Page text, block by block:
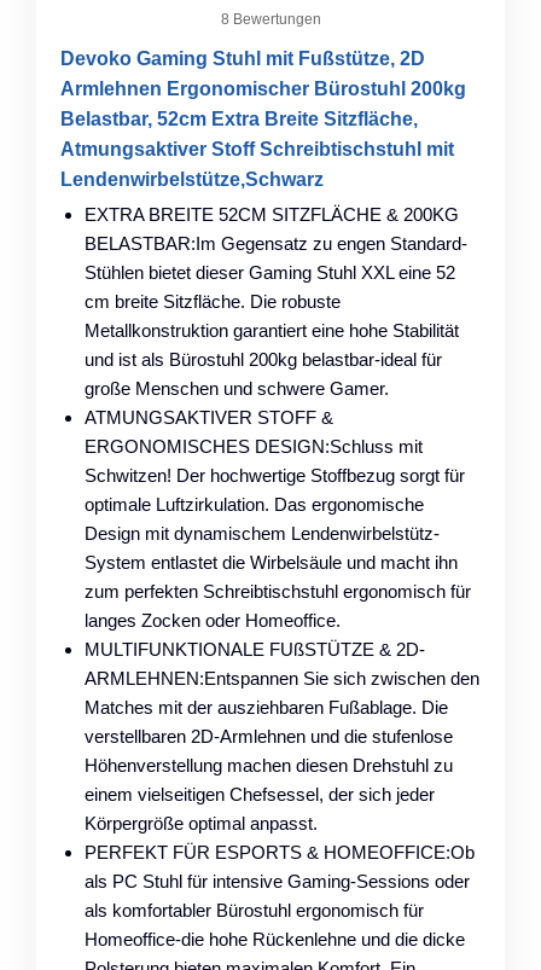
8 Bewertungen
Devoko Gaming Stuhl mit Fußstütze, 2D
Armlehnen Ergonomischer Bürostuhl 200kg
Belastbar, 52cm Extra Breite Sitzfläche,
Atmungsaktiver Stoff Schreibtischstuhl mit
Lendenwirbelstütze,Schwarz
EXTRA BREITE 52CM SITZFLÄCHE & 200KG
BELASTBAR:Im Gegensatz zu engen Standard-
Stühlen bietet dieser Gaming Stuhl XXL eine 52
cm breite Sitzfläche. Die robuste
Metallkonstruktion garantiert eine hohe Stabilität
und ist als Bürostuhl 200kg belastbar-ideal für
große Menschen und schwere Gamer.
ATMUNGSAKTIVER STOFF &
ERGONOMISCHES DESIGN:Schluss mit
Schwitzen! Der hochwertige Stoffbezug sorgt für
optimale Luftzirkulation. Das ergonomische
Design mit dynamischem Lendenwirbelstütz-
System entlastet die Wirbelsäule und macht ihn
zum perfekten Schreibtischstuhl ergonomisch für
langes Zocken oder Homeoffice.
MULTIFUNKTIONALE FUßSTÜTZE & 2D-
ARMLEHNEN:Entspannen Sie sich zwischen den
Matches mit der ausziehbaren Fußablage. Die
verstellbaren 2D-Armlehnen und die stufenlose
Höhenverstellung machen diesen Drehstuhl zu
einem vielseitigen Chefsessel, der sich jeder
Körpergröße optimal anpasst.
PERFEKT FÜR ESPORTS & HOMEOFFICE:Ob
als PC Stuhl für intensive Gaming-Sessions oder
als komfortabler Bürostuhl ergonomisch für
Homeoffice-die hohe Rückenlehne und die dicke